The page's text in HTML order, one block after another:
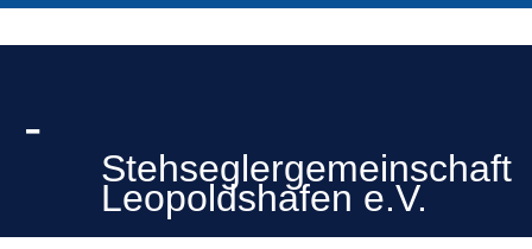
-
Stehseglergemeinschaft
Leopoldshafen e.V.